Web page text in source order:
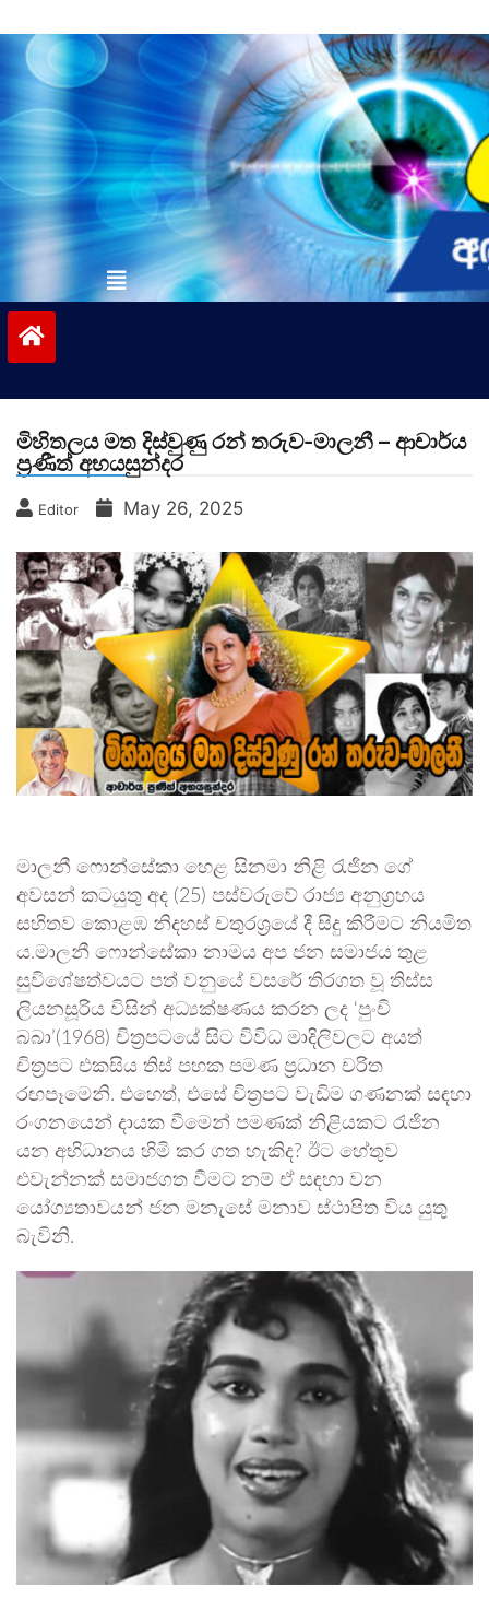
to
contentvinivida.lk
මිහිතලය මත දිස්වුණු රන් තරුව-මාලනී – ආචාර්ය
ප්‍රණීත් අභයසුන්දර
Editor May 26, 2025
මාලනී ෆොන්සේකා හෙළ සිනමා නිළි රැජින ගේ
අවසන් කටයුතු අද (25) පස්වරුවේ රාජ්‍ය අනුග්‍රහය
සහිතව කොළඹ නිදහස් චතුරශ්‍රයේ දී සිදු කිරීමට නියමිත
ය.මාලනී ෆොන්සේකා නාමය අප ජන සමාජය තුළ
සුවිශේෂත්වයට පත් වනුයේ වසරේ තිරගත වූ තිස්ස
ලියනසූරිය විසින් අධ්‍යක්ෂණය කරන ලද ‘පුංචි
බබා’(1968) චිත්‍රපටයේ සිට විවිධ මාදිලිවලට අයත්
චිත්‍රපට එකසිය තිස් පහක පමණ ප්‍රධාන චරිත
රඟපෑමෙනි. එහෙත්, එසේ චිත්‍රපට වැඩිම ගණනක් සඳහා
රංගනයෙන් දායක වීමෙන් පමණක් නිළියකට රැජින
යන අභිධානය හිමි කර ගත හැකිද? ඊට හේතුව
එවැන්නක් සමාජගත වීමට නම් ඒ සඳහා වන
යෝග්‍යතාවයන් ජන මනැසේ මනාව ස්ථාපිත විය යුතු
බැවිනි.